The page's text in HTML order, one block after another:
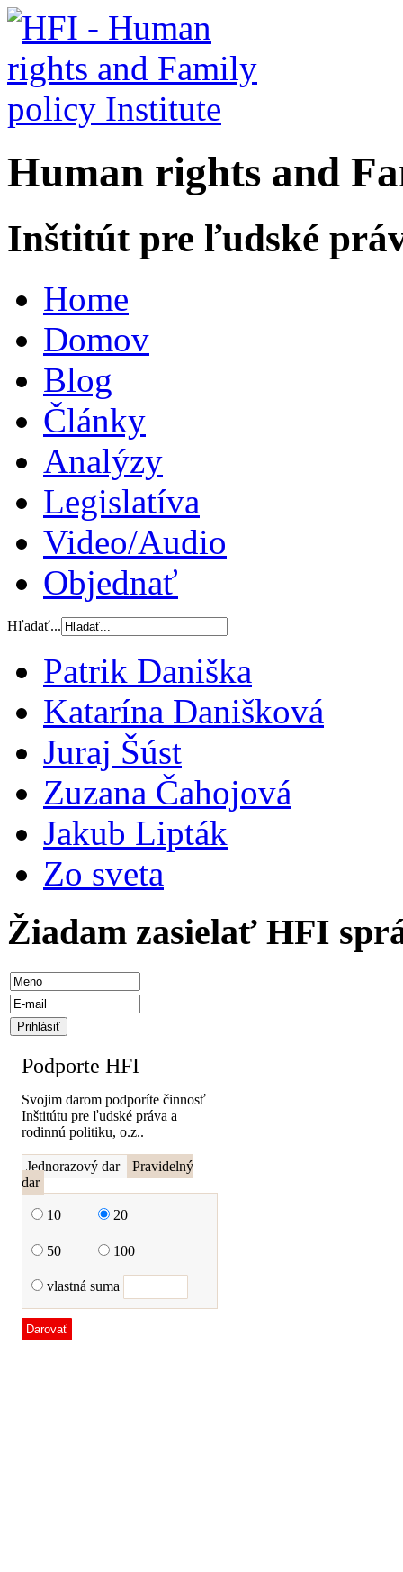
Human rights and F
Inštitút pre ľudské
Home
Domov
Blog
Články
Analýzy
Legislatíva
Video/Audio
Objednať
Hľadať...
Patrik Daniška
Katarína Danišková
Juraj Šúst
Zuzana Čahojová
Jakub Lipták
Zo sveta
Žiadam zasielať HFI